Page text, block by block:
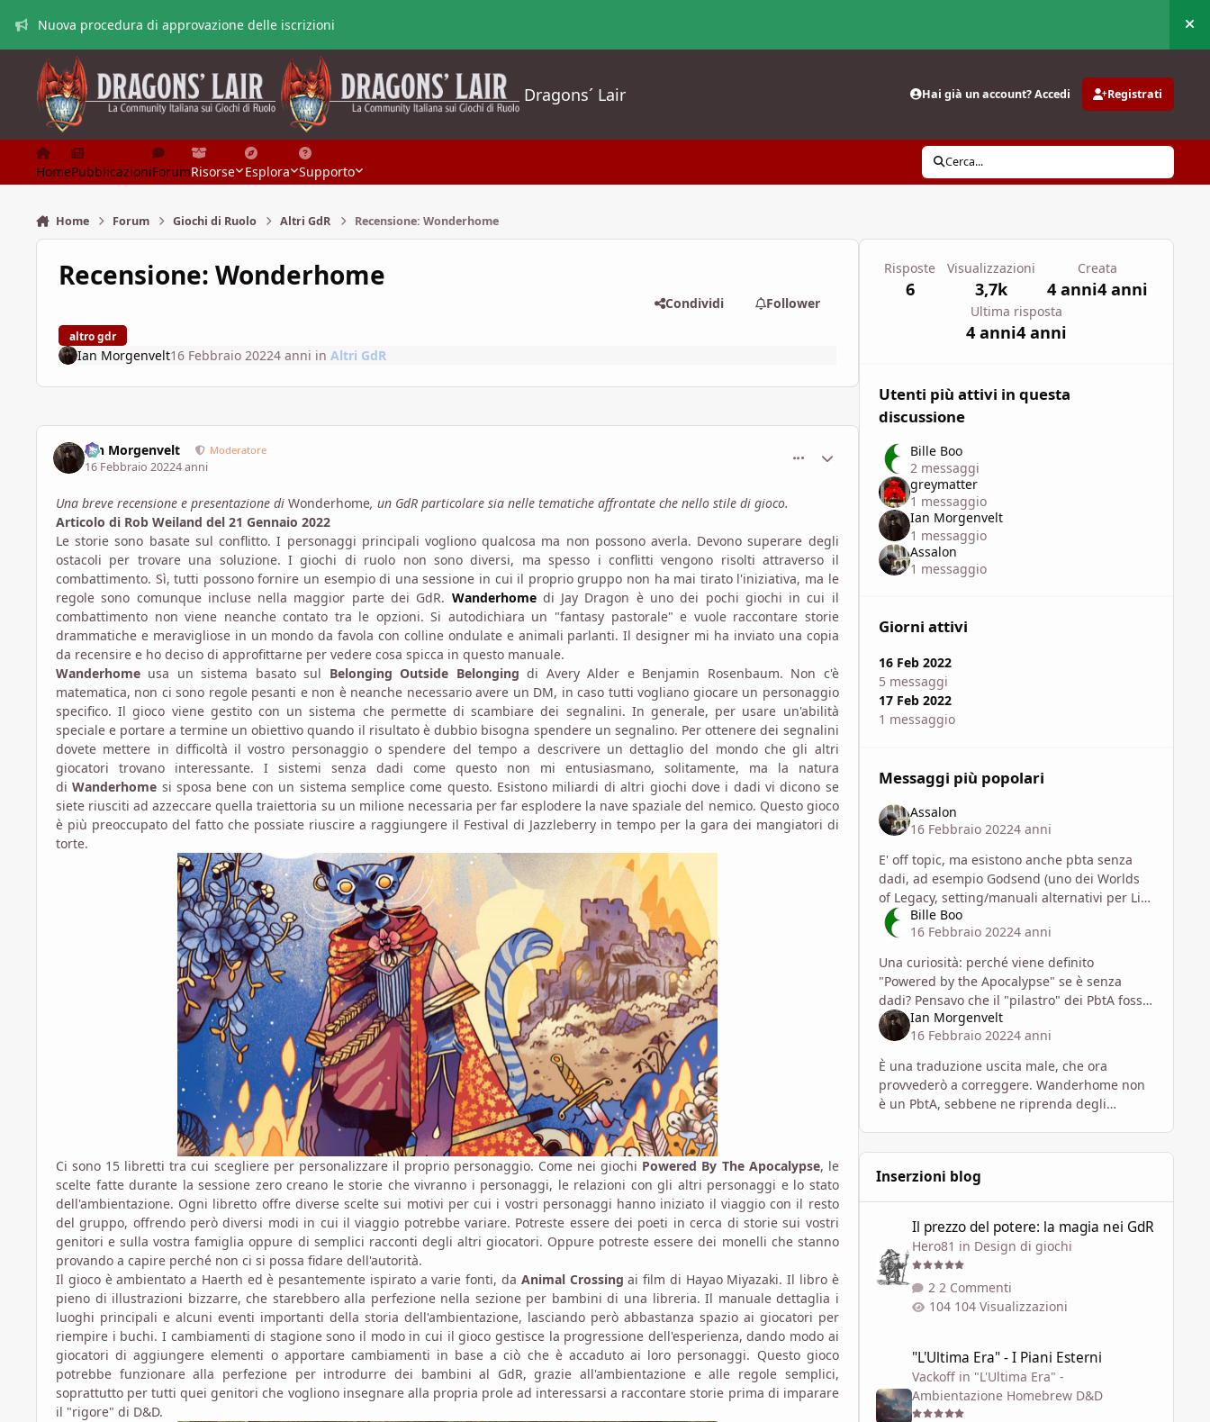
Nuova procedura di approvazione delle iscrizioni
Dragons´ Lair Hai già un account? Accedi Registrati
HomePubblicazioniForumRisorse Esplora Supporto
Cerca...
Home Forum Giochi di Ruolo Altri GdR Recensione: Wonderhome
Recensione: Wonderhome
altro gdr
Condividi Follower
Ian Morgenvelt16 Febbraio 20224 anni in Altri GdR
Ian Morgenvelt Moderatore
16 Febbraio 20224 anni
comment_1793720
Statistiche Autore
Una breve recensione e presentazione di Wonderhome, un GdR particolare sia nelle tematiche affrontate che nello stile di gioco.
Articolo di Rob Weiland del 21 Gennaio 2022
Le storie sono basate sul conflitto. I personaggi principali vogliono qualcosa ma non possono averla. Devono superare degli
ostacoli per trovare una soluzione. I giochi di ruolo non sono diversi, ma spesso i conflitti vengono risolti attraverso il
combattimento. Sì, tutti possono fornire un esempio di una sessione in cui il proprio gruppo non ha mai tirato l'iniziativa, ma le
regole sono comunque incluse nella maggior parte dei GdR. Wanderhome di Jay Dragon è uno dei pochi giochi in cui il
combattimento non viene neanche contato tra le opzioni. Si autodichiara un "fantasy pastorale" e vuole raccontare storie
drammatiche e meravigliose in un mondo da favola con colline ondulate e animali parlanti. Il designer mi ha inviato una copia
da recensire e ho deciso di approfittarne per vedere cosa spicca in questo manuale.
Wanderhome usa un sistema basato sul Belonging Outside Belongingdi Avery Alder e Benjamin Rosenbaum. Non c'è
matematica, non ci sono regole pesanti e non è neanche necessario avere un DM, in caso tutti vogliano giocare un personaggio
specifico. Il gioco viene gestito con un sistema che permette di scambiare dei segnalini. In generale, per usare un'abilità
speciale e portare a termine un obiettivo quando il risultato è dubbio bisogna spendere un segnalino. Per ottenere dei segnalini
dovete mettere in difficoltà il vostro personaggio o spendere del tempo a descrivere un dettaglio del mondo che gli altri
giocatori trovano interessante. I sistemi senza dadi come questo non mi entusiasmano, solitamente, ma la natura
diWanderhome si sposa bene con un sistema semplice come questo. Esistono miliardi di altri giochi dove i dadi vi dicono se
siete riusciti ad azzeccare quella traiettoria su un milione necessaria per far esplodere la nave spaziale del nemico. Questo gioco
è più preoccupato del fatto che possiate riuscire a raggiungere il Festival di Jazzleberry in tempo per la gara dei mangiatori di
torte.
Ci sono 15 libretti tra cui scegliere per personalizzare il proprio personaggio. Come nei giochi Powered By The Apocalypse, le
scelte fatte durante la sessione zero creano le storie che vivranno i personaggi, le relazioni con gli altri personaggi e lo stato
dell'ambientazione. Ogni libretto offre diverse scelte sui motivi per cui i vostri personaggi hanno iniziato il viaggio con il resto
del gruppo, offrendo però diversi modi in cui il viaggio potrebbe variare. Potreste essere dei poeti in cerca di storie sui vostri
genitori e sulla vostra famiglia oppure di semplici racconti degli altri giocatori. Oppure potreste essere dei monelli che stanno
provando a capire perché non ci si possa fidare dell'autorità.
Il gioco è ambientato a Haerth ed è pesantemente ispirato a varie fonti, da Animal Crossing ai film di Hayao Miyazaki. Il libro è
pieno di illustrazioni bizzarre, che starebbero alla perfezione nella sezione per bambini di una libreria. Il manuale dettaglia i
luoghi principali e alcuni eventi importanti della storia dell'ambientazione, lasciando però abbastanza spazio ai giocatori per
riempire i buchi. I cambiamenti di stagione sono il modo in cui il gioco gestisce la progressione dell'esperienza, dando modo ai
giocatori di aggiungere elementi o apportare cambiamenti in base a ciò che è accaduto ai loro personaggi. Questo gioco
potrebbe funzionare alla perfezione per introdurre dei bambini al GdR, grazie all'ambientazione e alle regole semplici,
soprattutto per tutti quei genitori che vogliono insegnare alla propria prole ad interessarsi a raccontare storie prima di imparare
il "rigore" di D&D.
Risposte
6
Visualizzazioni
3,7k
Creata
4 anni4 anni
Ultima risposta
4 anni4 anni
Utenti più attivi in questa
discussione
Bille Boo
2 messaggi
greymatter
1 messaggio
Ian Morgenvelt
1 messaggio
Assalon
1 messaggio
Giorni attivi
16 Feb 2022
5 messaggi
17 Feb 2022
1 messaggio
Messaggi più popolari
Assalon
16 Febbraio 20224 anni
E' off topic, ma esistono anche pbta senza
dadi, ad esempio Godsend (uno dei Worlds
of Legacy, setting/manuali alternativi per Life
Among the Ruins). Cito anche quello che
aveva detto Lord
Bille Boo
16 Febbraio 20224 anni
Una curiosità: perché viene definito
"Powered by the Apocalypse" se è senza
dadi? Pensavo che il "pilastro" dei PbtA fosse
il famoso sistema 6- / 7-9 / 10+ per risolvere i
conflitti.
Ian Morgenvelt
16 Febbraio 20224 anni
È una traduzione uscita male, che ora
provvederò a correggere. Wanderhome non
è un PbtA, sebbene ne riprenda degli
Inserzioni blog
Il prezzo del potere: la magia nei GdR
Hero81 in Design di giochi
2 Commenti
104 Visualizzazioni
"L'Ultima Era" - I Piani Esterni
Vackoffin "L'Ultima Era" -
Ambientazione Homebrew D&D